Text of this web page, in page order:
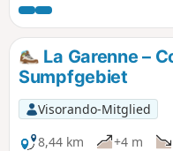
und Sumpfgebiet. Folgen
Niortaise und erreichen
Coulon, das zu den
Frankreichs zählt.
La Garenne –
Sumpfgebiet
Visorando-Mitglied
8,44 km
+4 m